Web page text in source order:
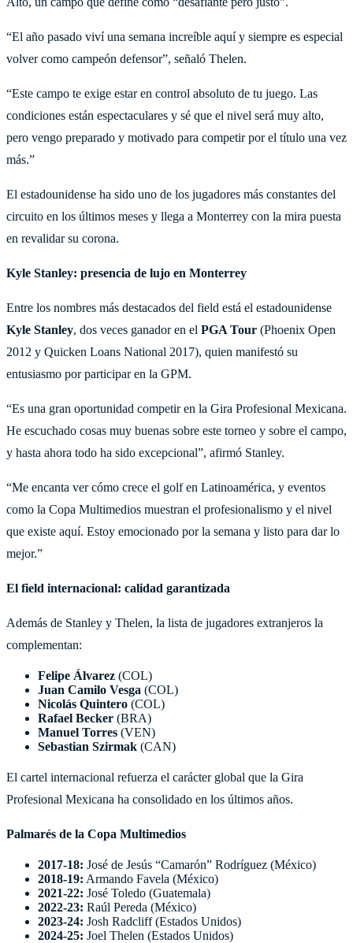
“El año pasado viví una semana increíble aquí y siempre es especial
volver como campeón defensor”, señaló Thelen.
“Este campo te exige estar en control absoluto de tu juego. Las
condiciones están espectaculares y sé que el nivel será muy alto,
pero vengo preparado y motivado para competir por el título una vez
más.”
El estadounidense ha sido uno de los jugadores más constantes del
circuito en los últimos meses y llega a Monterrey con la mira puesta
en revalidar su corona.
Kyle Stanley: presencia de lujo en Monterrey
Entre los nombres más destacados del field está el estadounidense
Kyle Stanley, dos veces ganador en el PGA Tour (Phoenix Open
2012 y Quicken Loans National 2017), quien manifestó su
entusiasmo por participar en la GPM.
“Es una gran oportunidad competir en la Gira Profesional Mexicana.
He escuchado cosas muy buenas sobre este torneo y sobre el campo,
y hasta ahora todo ha sido excepcional”, afirmó Stanley.
“Me encanta ver cómo crece el golf en Latinoamérica, y eventos
como la Copa Multimedios muestran el profesionalismo y el nivel
que existe aquí. Estoy emocionado por la semana y listo para dar lo
mejor.”
El field internacional: calidad garantizada
Además de Stanley y Thelen, la lista de jugadores extranjeros la
complementan:
Felipe Álvarez (COL)
Juan Camilo Vesga (COL)
Nicolás Quintero (COL)
Rafael Becker (BRA)
Manuel Torres (VEN)
Sebastian Szirmak (CAN)
El cartel internacional refuerza el carácter global que la Gira
Profesional Mexicana ha consolidado en los últimos años.
Palmarés de la Copa Multimedios
2017-18: José de Jesús “Camarón” Rodríguez (México)
2018-19: Armando Favela (México)
2021-22: José Toledo (Guatemala)
2022-23: Raúl Pereda (México)
2023-24: Josh Radcliff (Estados Unidos)
2024-25: Joel Thelen (Estados Unidos)